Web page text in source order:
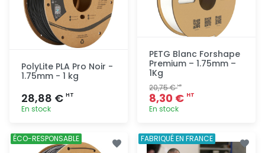
PolyLite PLA Pro Noir -
1.75mm - 1 kg
28,88 € HT
En stock
Ajout
rapide
PETG Blanc Forshape
Premium – 1.75mm –
1Kg
20,75 €HT
8,30 € HT
En stock
Ajout
rapide
ÉCO-RESPONSABLE FABRIQUÉ EN FRANCE